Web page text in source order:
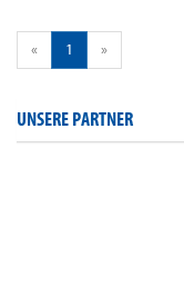
« 1 »
UNSERE PARTNER